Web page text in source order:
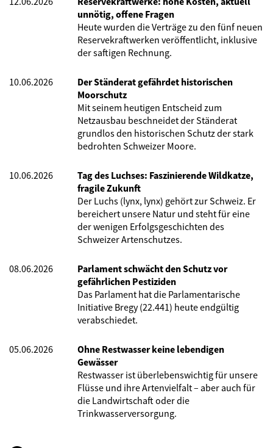
unnötig, offene Fragen
Heute wurden die Verträge zu den fünf neuen
Reservekraftwerken veröffentlicht, inklusive
der saftigen Rechnung.
10.06.2026
Der Ständerat gefährdet historischen
Moorschutz
Mit seinem heutigen Entscheid zum
Netzausbau beschneidet der Ständerat
grundlos den historischen Schutz der stark
bedrohten Schweizer Moore.
10.06.2026
Tag des Luchses: Faszinierende Wildkatze,
fragile Zukunft
Der Luchs (lynx, lynx) gehört zur Schweiz. Er
bereichert unsere Natur und steht für eine
der wenigen Erfolgsgeschichten des
Schweizer Artenschutzes.
08.06.2026
Parlament schwächt den Schutz vor
gefährlichen Pestiziden
Das Parlament hat die Parlamentarische
Initiative Bregy (22.441) heute endgültig
verabschiedet.
05.06.2026
Ohne Restwasser keine lebendigen
Gewässer
Restwasser ist überlebenswichtig für unsere
Flüsse und ihre Artenvielfalt – aber auch für
die Landwirtschaft oder die
Trinkwasserversorgung.